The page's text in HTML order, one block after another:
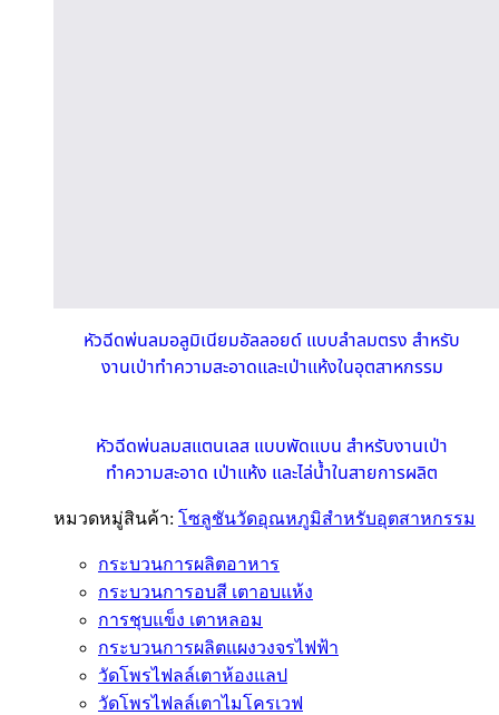
หัวฉีดพ่นลมอลูมิเนียมอัลลอยด์ แบบลำลมตรง สำหรับ
งานเป่าทำความสะอาดและเป่าแห้งในอุตสาหกรรม
หัวฉีดพ่นลมสแตนเลส แบบพัดแบน สำหรับงานเป่า
ทำความสะอาด เป่าแห้ง และไล่น้ำในสายการผลิต
หมวดหมู่สินค้า: โซลูชันวัดอุณหภูมิสำหรับอุตสาหกรรม
กระบวนการผลิตอาหาร
กระบวนการอบสี เตาอบแห้ง
การชุบแข็ง เตาหลอม
กระบวนการผลิตแผงวงจรไฟฟ้า
วัดโพรไฟลล์เตาห้องแลป
วัดโพรไฟลล์เตาไมโครเวฟ